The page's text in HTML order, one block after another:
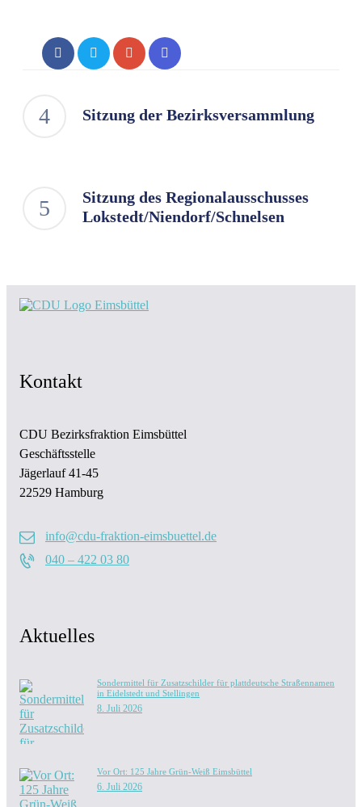
Sitzung der Bezirksversammlung
Sitzung des Regionalausschusses
Lokstedt/Niendorf/Schnelsen
Kontakt
CDU Bezirksfraktion Eimsbüttel
Geschäftsstelle
Jägerlauf 41-45
22529 Hamburg
info@cdu-fraktion-eimsbuettel.de
040 – 422 03 80
Aktuelles
Sondermittel für Zusatzschilder für plattdeutsche Straßennamen
in Eidelstedt und Stellingen
8. Juli 2026
Vor Ort: 125 Jahre Grün-Weiß Eimsbüttel
6. Juli 2026